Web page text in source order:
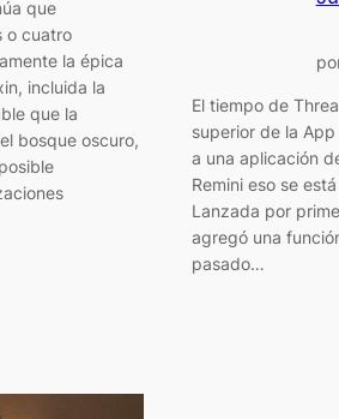
que
o cuatro
la épica
incluida la
que la
bosque oscuro,
El tiempo de
superior de la
a una aplicación
Remini eso se
Lanzada por
agregó una
pasado…